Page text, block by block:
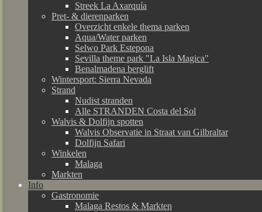
Streek La Axarquía
Pret- & dierenparken
Overzicht enkele thema parken
Aqua/Water parken
Selwo Park Estepona
Sevilla theme park "La Isla Magica"
Benalmadena berglift
Wintersport: Sierra Nevada
Strand
Nudist stranden
Alle STRANDEN Costa del Sol
Walvis & Dolfijn spotten
Walvis Observatie in Straat van Gilbraltar
Dolfijn Safari
Winkelen
Malaga
Markten
Info
Gastronomie
Malaga Restos & Markten